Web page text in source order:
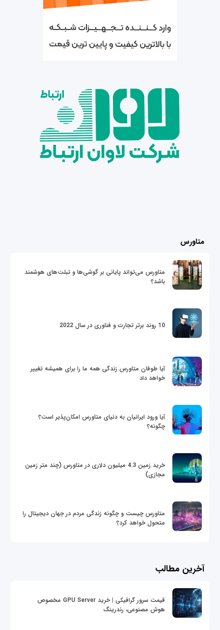
متاورس
متاورس می‌تواند پایانی بر گوشی‌ها و تبلت‌های هوشمند
باشد؟
10 روند برتر تجارت و فناوری در سال 2022
آیا طوفان متاورس زندگی همه ما را برای همیشه تغییر
خواهد داد
آیا ورود ایرانیان به دنیای متاورس امکان‌پذیر است؟
چگونه؟
خرید زمین 4.3 میلیون دلاری در متاورس (چند متر زمین
مجازی)
متاورس چیست و چگونه زندگی مردم در جهان دیجیتال را
متحول خواهد کرد؟
آخرین مطالب
قیمت سرور گرافیکی | خرید GPU Server مخصوص
هوش مصنوعی، رندرینگ